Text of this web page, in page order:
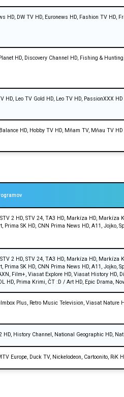
HD, DW TV HD, Euronews HD, Fashion TV HD,
HD, Discovery Channel HD, Fishing &
HD, Leo TV Gold HD, Leo TV HD, PassionXXX HD
HD, Hobby TV HD, Mňam TV, Mňau TV HD
2 HD, STV 24, TA3 HD, Markíza HD, Markíza
Prima SK HD, CNN Prima News HD, A11, Jojko,
2 HD, STV 24, TA3 HD, Markíza HD, Markíza
Prima SK HD, CNN Prima News HD, A11, Jojko,
Film+, Viasat Explore HD, Viasat History HD,
HD, Prima Krimi, ČT :D / Art HD, Epic Drama,
Plus, Retro Music Television, Viasat Nature
HD, History Channel, National Geographic HD,
Europe, Duck TV, Nickelodeon, Cartoonito, RiK